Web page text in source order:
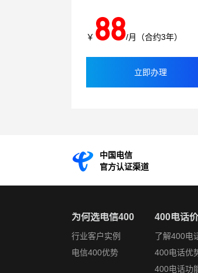
￥ 88/月（合约3年）
立即办理
中国电信
官方认证渠道
为何选电信400
行业客户实例
电信400优势
400电话
了解400电
400电话优
400电话功